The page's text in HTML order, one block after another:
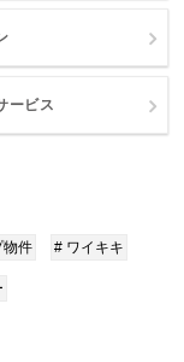
ービス
物件 # ワイキキ